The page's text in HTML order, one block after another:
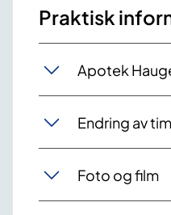
Praktisk
Apotek
Endring av
Foto og film